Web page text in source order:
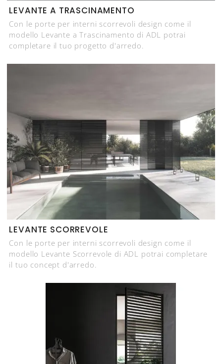
LEVANTE A TRASCINAMENTO
Con le porte per interni scorrevoli design come il
modello Levante a Trascinamento di ADL potrai
completare il tuo progetto d'arredo.
LEVANTE SCORREVOLE
Con le porte per interni scorrevoli design come il
modello Levante Scorrevole di ADL potrai completare
il tuo concept d'arredo.